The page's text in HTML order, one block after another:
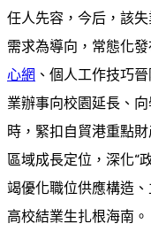
任人先容，今后，該
需求為導向，常態化
心網 、個人工作技巧
業辦事向校園延長、向
時，緊扣自貿港重點
區域成長定位，深化“
竭優化職位供應構造
高校結業生扎根海南。